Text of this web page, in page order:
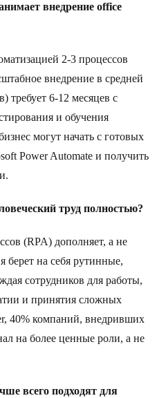
внедрение office
2-3 процессов
внедрение в средней
требует 6-12 месяцев с
и обучения
могут начать с готовых
Power Automate и получить
труд полностью?
(RPA) дополняет, а не
берет на себя рутинные,
сотрудников для работы,
и принятия сложных
40% компаний, внедривших
на более ценные роли, а не
всего подходят для